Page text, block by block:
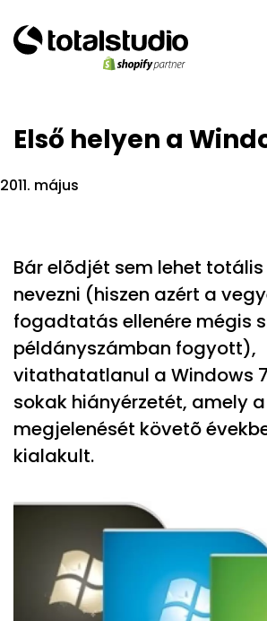
Első helyen a
2011. május
Bár elõdjét sem lehet
nevezni (hiszen azért a
fogadtatás ellenére mégis
példányszámban fogyott),
vitathatatlanul a Windows
sokak hiányérzetét, amely
megjelenését követõ
kialakult.